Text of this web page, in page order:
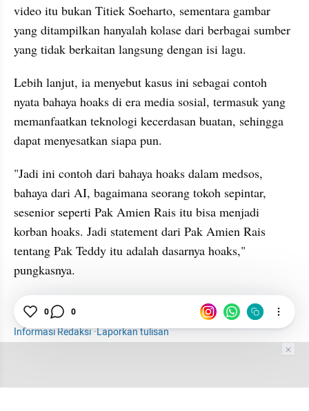
video itu bukan Titiek Soeharto, sementara gambar
yang ditampilkan hanyalah kolase dari berbagai sumber
yang tidak berkaitan langsung dengan isi lagu.
Lebih lanjut, ia menyebut kasus ini sebagai contoh
nyata bahaya hoaks di era media sosial, termasuk yang
memanfaatkan teknologi kecerdasan buatan, sehingga
dapat menyesatkan siapa pun.
"Jadi ini contoh dari bahaya hoaks dalam medsos,
bahaya dari AI, bagaimana seorang tokoh sepintar,
sesenior seperti Pak Amien Rais itu bisa menjadi
korban hoaks. Jadi statement dari Pak Amien Rais
tentang Pak Teddy itu adalah dasarnya hoaks,"
pungkasnya.
News Bakom Konten
Media Sosial
Informasi Redaksi·Laporkan tulisan
0 0